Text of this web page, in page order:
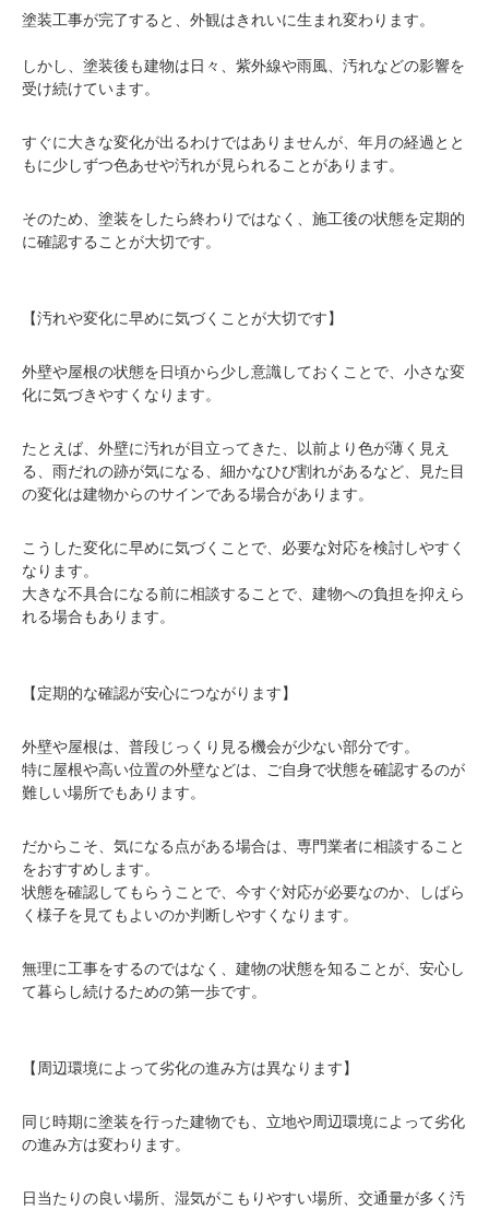
塗装工事が完了すると、外観はきれいに生まれ変わります。
しかし、塗装後も建物は日々、紫外線や雨風、汚れなどの影響を
受け続けています。
すぐに大きな変化が出るわけではありませんが、年月の経過とと
もに少しずつ色あせや汚れが見られることがあります。
そのため、塗装をしたら終わりではなく、施工後の状態を定期的
に確認することが大切です。
【汚れや変化に早めに気づくことが大切です】
外壁や屋根の状態を日頃から少し意識しておくことで、小さな変
化に気づきやすくなります。
たとえば、外壁に汚れが目立ってきた、以前より色が薄く見え
る、雨だれの跡が気になる、細かなひび割れがあるなど、見た目
の変化は建物からのサインである場合があります。
こうした変化に早めに気づくことで、必要な対応を検討しやすく
なります。
大きな不具合になる前に相談することで、建物への負担を抑えら
れる場合もあります。
【定期的な確認が安心につながります】
外壁や屋根は、普段じっくり見る機会が少ない部分です。
特に屋根や高い位置の外壁などは、ご自身で状態を確認するのが
難しい場所でもあります。
だからこそ、気になる点がある場合は、専門業者に相談すること
をおすすめします。
状態を確認してもらうことで、今すぐ対応が必要なのか、しばら
く様子を見てもよいのか判断しやすくなります。
無理に工事をするのではなく、建物の状態を知ることが、安心し
て暮らし続けるための第一歩です。
【周辺環境によって劣化の進み方は異なります】
同じ時期に塗装を行った建物でも、立地や周辺環境によって劣化
の進み方は変わります。
日当たりの良い場所、湿気がこもりやすい場所、交通量が多く汚